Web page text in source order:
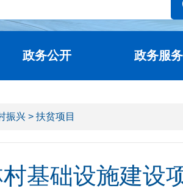
政务公开 政务服务
振兴 > 扶贫项目
基础设施建设